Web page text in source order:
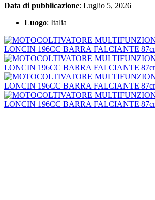
Data di pubblicazione: Luglio 5, 2026
Luogo: Italia